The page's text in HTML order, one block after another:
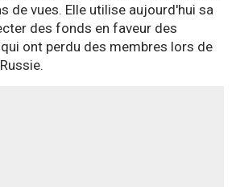
de vues. Elle utilise aujourd'hui sa
des fonds en faveur des
ont perdu des membres lors de